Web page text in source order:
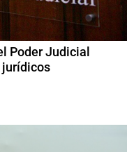
Poder Judicial
jurídicos